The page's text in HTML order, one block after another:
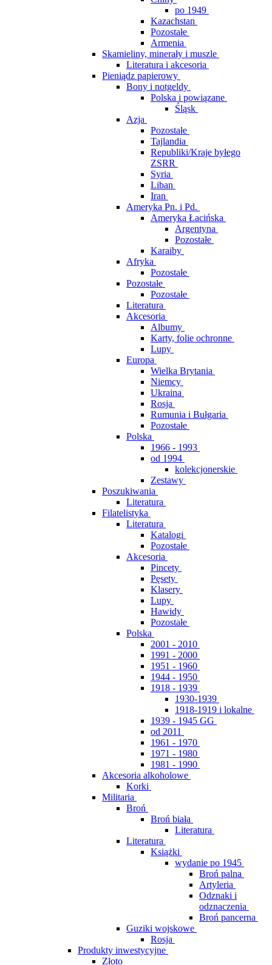
po 1949
Kazachstan
Pozostałe
Armenia
Skamieliny, minerały i muszle
Literatura i akcesoria
Pieniądz papierowy
Bony i notgeldy
Polska i powiązane
Śląsk
Azja
Pozostałe
Tajlandia
Republiki/Kraje byłego
ZSRR
Syria
Liban
Iran
Ameryka Pn. i Pd.
Ameryka Łacińska
Argentyna
Pozostałe
Karaiby
Afryka
Pozostałe
Pozostałe
Pozostałe
Literatura
Akcesoria
Albumy
Karty, folie ochronne
Lupy
Europa
Wielka Brytania
Niemcy
Ukraina
Rosja
Rumunia i Bułgaria
Pozostałe
Polska
1966 - 1993
od 1994
kolekcjonerskie
Zestawy
Poszukiwania
Literatura
Filatelistyka
Literatura
Katalogi
Pozostałe
Akcesoria
Pincety
Pęsety
Klasery
Lupy
Hawidy
Pozostałe
Polska
2001 - 2010
1991 - 2000
1951 - 1960
1944 - 1950
1918 - 1939
1930-1939
1918-1919 i lokalne
1939 - 1945 GG
od 2011
1961 - 1970
1971 - 1980
1981 - 1990
Akcesoria alkoholowe
Korki
Militaria
Broń
Broń biała
Literatura
Literatura
Książki
wydanie po 1945
Broń palna
Artyleria
Odznaki i
odznaczenia
Broń pancerna
Guziki wojskowe
Rosja
Produkty inwestycyjne
Złoto